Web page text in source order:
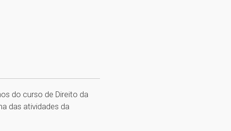
do curso de Direito da
das atividades da